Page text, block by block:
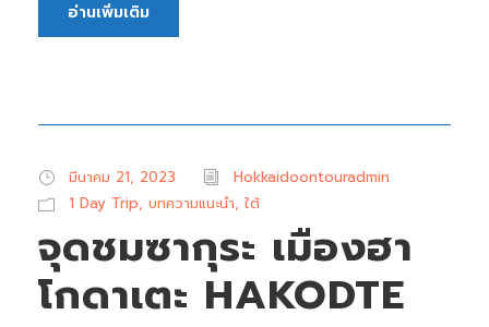
อ่านเพิ่มเติม
มีนาคม 21, 2023
Hokkaidoontouradmin
1 Day Trip, บทความแนะนำ, ใต้
จุดชมซากุระ เมืองฮา
โกดาเตะ HAKODTE